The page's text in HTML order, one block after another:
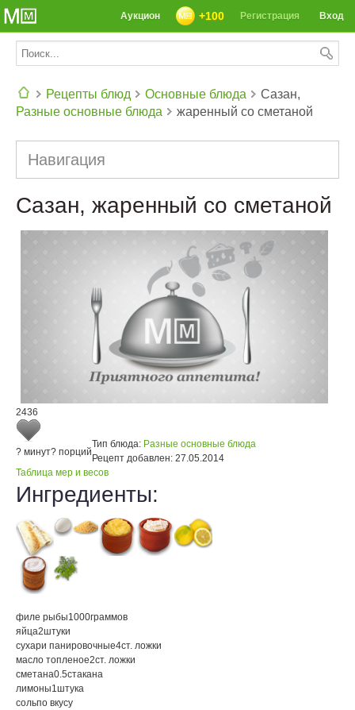
Вход
Регистрация
+100
Аукцион
Рецепты блюд
Основные блюда
Разные основные блюда
Сазан,
жаренный со сметаной
Навигация
Сазан, жаренный со сметаной
2436
? минут? порций
Тип блюда: Разные основные блюда
Рецепт добавлен: 27.05.2014
Таблица мер и весов
Ингредиенты:
филе рыбы1000граммов
яйца2штуки
сухари панировочные4ст. ложки
масло топленое2ст. ложки
сметана0.5стакана
лимоны1штука
сольпо вкусу